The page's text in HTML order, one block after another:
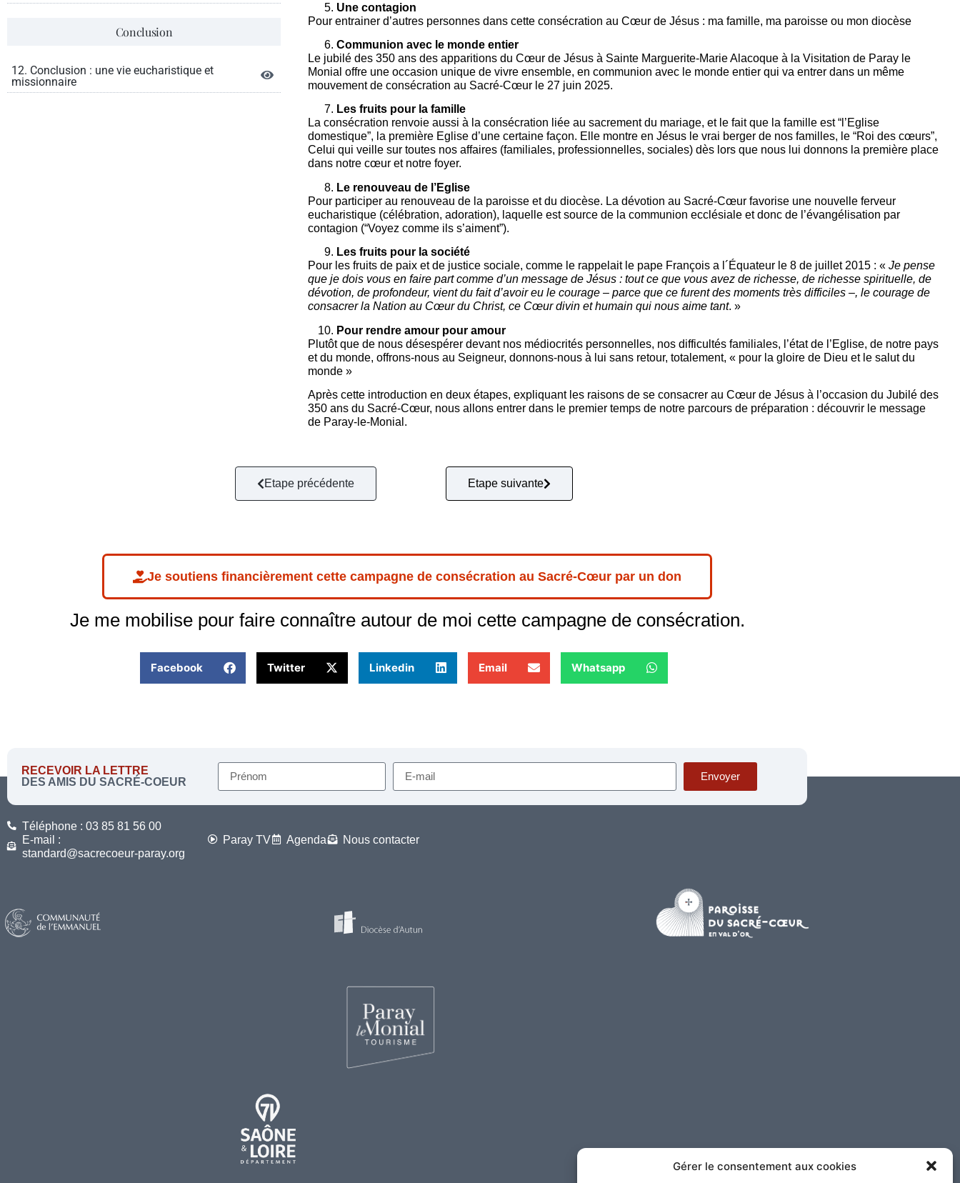
Gérer le consentement aux cookies
Conclusion
12. Conclusion : une vie eucharistique et
missionnaire
Une contagion
Pour entrainer d’autres personnes dans cette consécration au Cœur de Jésus : ma famille, ma paroisse ou mon diocèse
Communion avec le monde entier
Le jubilé des 350 ans des apparitions du Cœur de Jésus à Sainte Marguerite-Marie Alacoque à la Visitation de Paray le
Monial offre une occasion unique de vivre ensemble, en communion avec le monde entier qui va entrer dans un même
mouvement de consécration au Sacré-Cœur le 27 juin 2025.
Les fruits pour la famille
La consécration renvoie aussi à la consécration liée au sacrement du mariage, et le fait que la famille est “l’Eglise
domestique”, la première Eglise d’une certaine façon. Elle montre en Jésus le vrai berger de nos familles, le “Roi des cœurs”,
Celui qui veille sur toutes nos affaires (familiales, professionnelles, sociales) dès lors que nous lui donnons la première place
dans notre cœur et notre foyer.
Le renouveau de l’Eglise
Pour participer au renouveau de la paroisse et du diocèse. La dévotion au Sacré-Cœur favorise une nouvelle ferveur
eucharistique (célébration, adoration), laquelle est source de la communion ecclésiale et donc de l’évangélisation par
contagion (“Voyez comme ils s’aiment”).
Les fruits pour la société
Pour les fruits de paix et de justice sociale, comme le rappelait le pape François a l´Équateur le 8 de juillet 2015 : «Je pense
que je dois vous en faire part comme d’un message de Jésus : tout ce que vous avez de richesse, de richesse spirituelle, de
dévotion, de profondeur, vient du fait d’avoir eu le courage – parce que ce furent des moments très difficiles –, le courage de
consacrer la Nation au Cœur du Christ, ce Cœur divin et humain qui nous aime tant. »
Pour rendre amour pour amour
Plutôt que de nous désespérer devant nos médiocrités personnelles, nos difficultés familiales, l’état de l’Eglise, de notre pays
et du monde, offrons-nous au Seigneur, donnons-nous à lui sans retour, totalement, « pour la gloire de Dieu et le salut du
monde »
Après cette introduction en deux étapes, expliquant les raisons de se consacrer au Cœur de Jésus à l’occasion du Jubilé des
350 ans du Sacré-Cœur, nous allons entrer dans le premier temps de notre parcours de préparation : découvrir le message
de Paray-le-Monial.
Etape précédente Etape suivante
Je soutiens financièrement cette campagne de consécration au Sacré-Cœur par un don
Je me mobilise pour faire connaître autour de moi cette campagne de consécration.
Facebook Twitter Linkedin Email Whatsapp
RECEVOIR LA LETTRE
DES AMIS DU SACRÉ-COEUR
Envoyer
Téléphone : 03 85 81 56 00
E-mail :
standard@sacrecoeur-paray.org
Paray TV Agenda Nous contacter